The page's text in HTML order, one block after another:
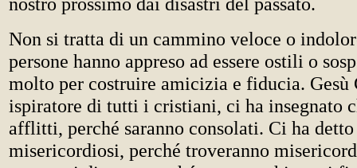
Non si tratta di un cammino veloce o
persone hanno appreso ad essere ostili o
molto per costruire amicizia e fiducia. Gesù
ispiratore di tutti i cristiani, ci ha insegnato
afflitti, perché saranno consolati. Ci ha
misericordiosi, perché troveranno